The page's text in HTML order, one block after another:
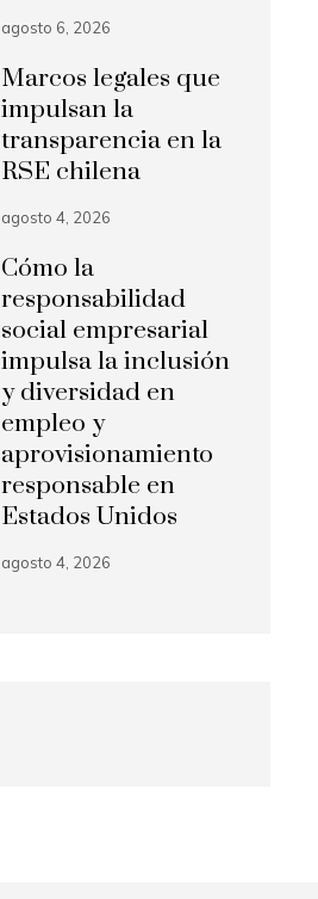
agosto 6, 2026
Marcos legales que
impulsan la
transparencia en la
RSE chilena
agosto 4, 2026
Cómo la
responsabilidad
social empresarial
impulsa la inclusión
y diversidad en
empleo y
aprovisionamiento
responsable en
Estados Unidos
agosto 4, 2026